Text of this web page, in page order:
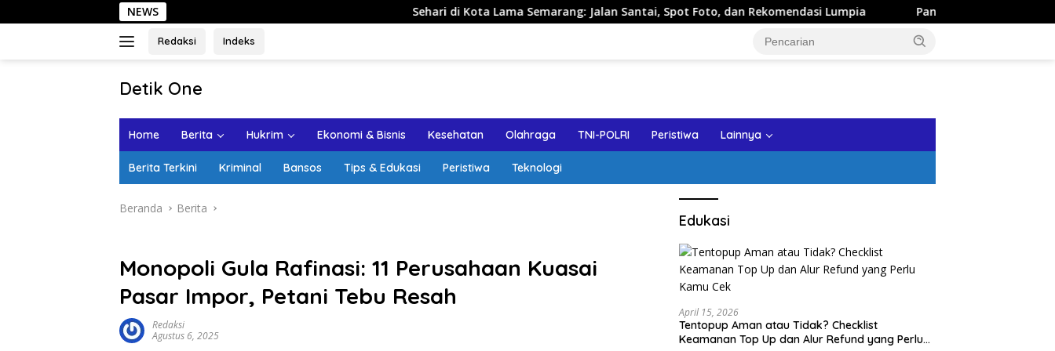
ke
NEWS Sehari di Kota Lama Semarang: Jalan Santai, Spot Foto, dan Rekomendasi Lumpia Panduan Wisata Keluarga ke Kota Batu:
Redaksi Indeks
Detik One
Ungkap
Home Berita Hukrim Ekonomi & Bisnis Kesehatan Olahraga TNI-POLRI Peristiwa Lainnya
Berita Terkini Kriminal Bansos Tips & Edukasi Peristiwa Teknologi
Beranda Berita
Monopoli Gula Rafinasi: 11 Perusahaan Kuasai
Pasar Impor, Petani Tebu Resah
Redaksi
Agustus 6, 2025
Edukasi
April 15, 2026
Tentopup Aman atau Tidak? Checklist
Keamanan Top Up dan Alur Refund yang Perlu